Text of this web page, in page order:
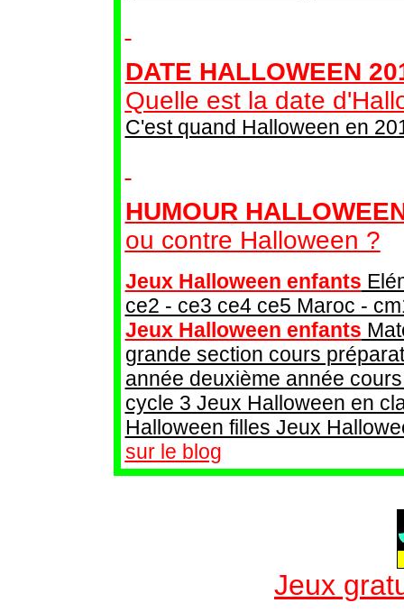
DATE HALLOWEEN
Quelle est la date
C'est quand Halloween en
HUMOUR
ou contre Halloween ?
Jeux Halloween enfants
ce2 - ce3 ce4 ce5 Maroc -
Jeux Halloween enfants
grande section cours
année deuxième année
cycle 3 Jeux Halloween en
Halloween filles Jeux
sur le blog
Jeux